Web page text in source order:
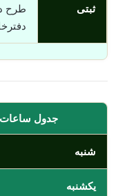
ثبتی
طرح
جدول ساعات
شنبه
یکشنبه